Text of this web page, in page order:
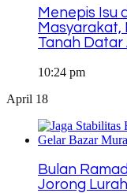
Menepis Isu
Masyarakat,
Tanah
10:24 pm
April 18
Bulan
Jorong